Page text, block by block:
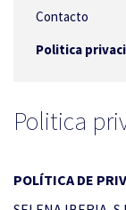
Contacto
Politica
Politica
POLÍTICA DE